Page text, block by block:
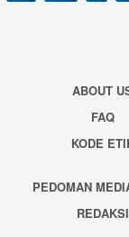
ABOUT
FAQ
KODE
PEDOMAN
REDAKSI